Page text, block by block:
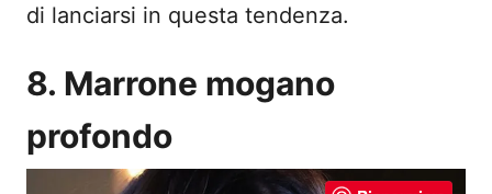
di lanciarsi in questa tendenza.
8. Marrone mogano
profondo